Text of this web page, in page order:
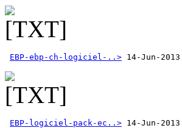
EBP-ebp-ch-logiciel-..>
EBP-logiciel-pack-ec..>